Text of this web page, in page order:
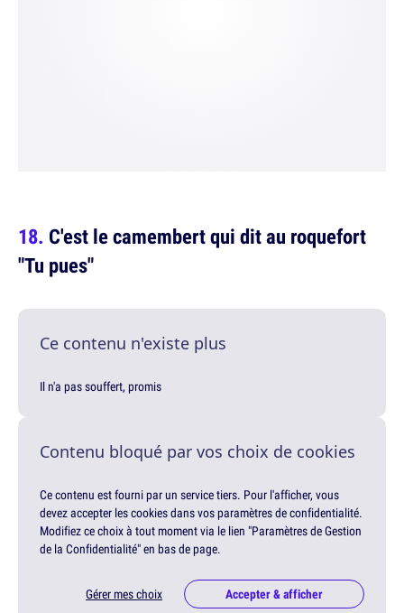
C'est le camembert qui dit au roquefort
"Tu pues"
Ce contenu n'existe plus
Il n'a pas souffert, promis
Contenu bloqué par vos choix de cookies
Ce contenu est fourni par un service tiers. Pour l'afficher, vous
devez accepter les cookies dans vos paramètres de confidentialité.
Modifiez ce choix à tout moment via le lien "Paramètres de Gestion
de la Confidentialité" en bas de page.
Gérer mes choix Accepter & afficher